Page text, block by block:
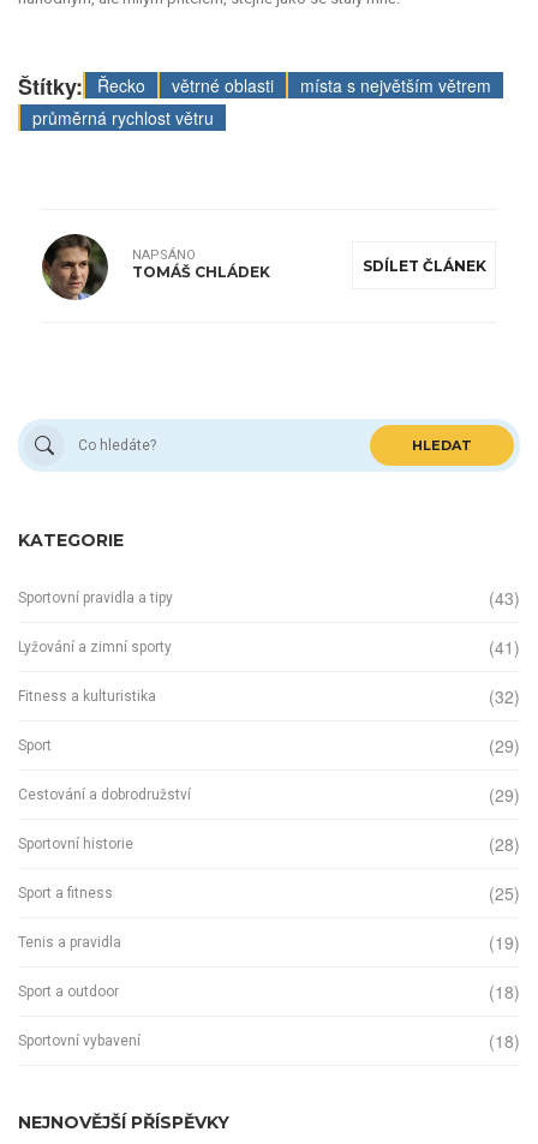
Štítky: Řecko větrné oblasti
místa s největším větrem
průměrná rychlost větru
SDÍLET ČLÁNEK
NAPSÁNO
TOMÁŠ CHLÁDEK
HLEDAT
KATEGORIE
Sportovní pravidla a tipy (43)
Lyžování a zimní sporty (41)
Fitness a kulturistika (32)
Sport (29)
Cestování a dobrodružství (29)
Sportovní historie (28)
Sport a fitness (25)
Tenis a pravidla (19)
Sport a outdoor (18)
Sportovní vybavení (18)
NEJNOVĚJŠÍ PŘÍSPĚVKY